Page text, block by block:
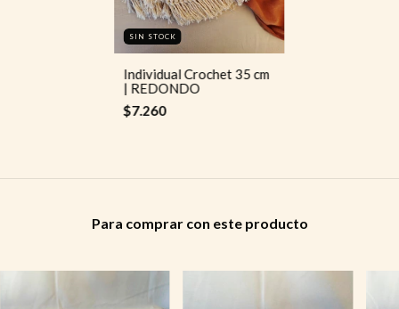
SIN STOCK
Individual Crochet 35 cm
| REDONDO
$7.260
Para comprar con este producto